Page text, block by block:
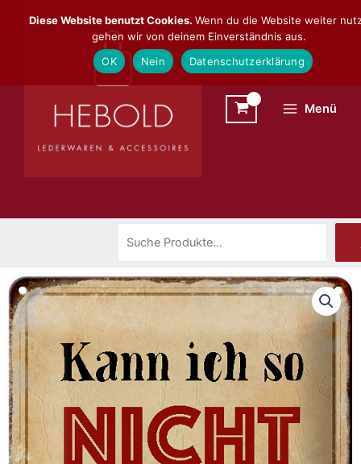
Inhalt
Menü
Diese Website benutzt Cookies. Wenn du die Website weiter
gehen wir von deinem Einverständnis aus.
OK
Nein Datenschutzerklärung